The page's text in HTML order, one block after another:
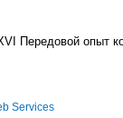
Передовой опыт
Services